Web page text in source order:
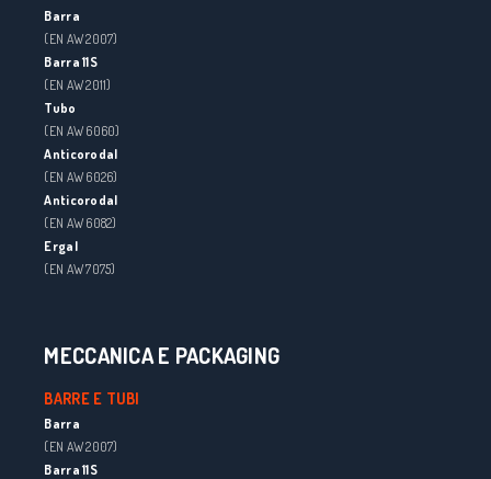
Barra
(EN AW 2007)
Barra 11S
(EN AW 2011)
Tubo
(EN AW 6060)
Anticorodal
(EN AW 6026)
Anticorodal
(EN AW 6082)
Ergal
(EN AW 7075)
MECCANICA E PACKAGING
BARRE E TUBI
Barra
(EN AW 2007)
Barra 11S